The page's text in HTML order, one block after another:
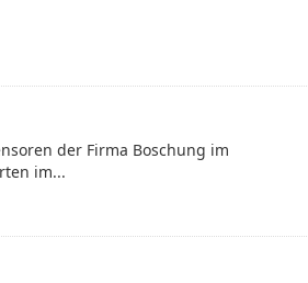
der Firma Boschung im
im...